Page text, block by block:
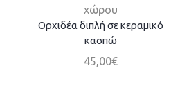
χώρου
Ορχιδέα διπλή σε κεραμικό
κασπώ
45,00€